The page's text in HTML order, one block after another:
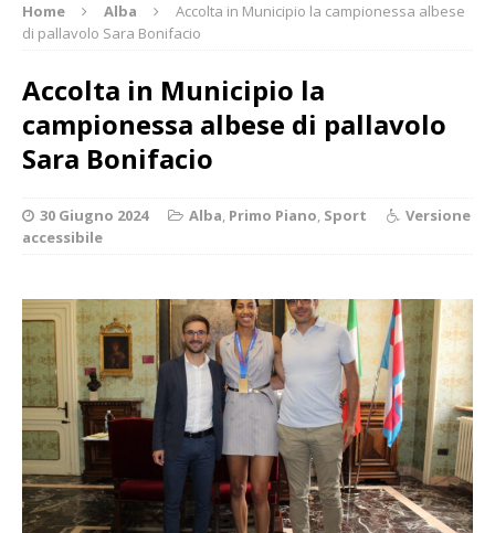
Home Alba
Accolta in Municipio la campionessa albese
di pallavolo Sara Bonifacio
Accolta in Municipio la
campionessa albese di pallavolo
Sara Bonifacio
30 Giugno 2024 Alba, Primo Piano, Sport
Versione
accessibile